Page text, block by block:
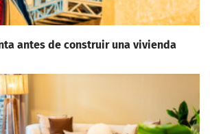
antes de construir una vivienda